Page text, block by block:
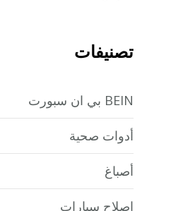
تصنيفات
BEIN بي ان سبورت
أدوات صحية
أصباغ
إصلاح سيارات